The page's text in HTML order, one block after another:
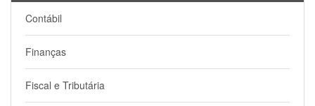
Contábil
Finanças
Fiscal e Tributária